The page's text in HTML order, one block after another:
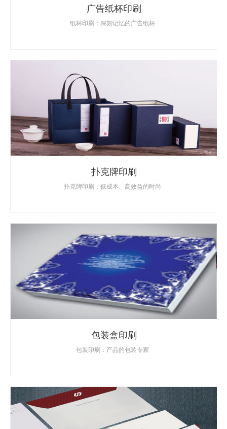
广告纸杯印刷
纸杯印刷：深刻记忆的广告纸杯
扑克牌印刷
扑克牌印刷：低成本、高效益的时尚
包装盒印刷
包装印刷：产品的包装专家